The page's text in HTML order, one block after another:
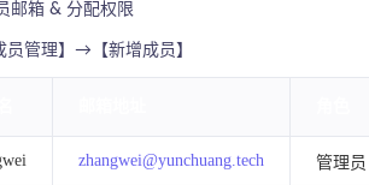
邮箱 & 分配权限
管理】→【新增成员】
zhangwei@yunchuang.tech 管理员